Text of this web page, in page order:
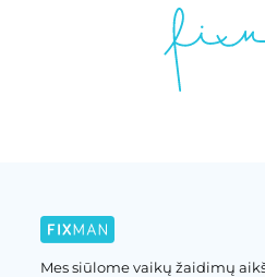
Mes siūlome vaikų žaidimų